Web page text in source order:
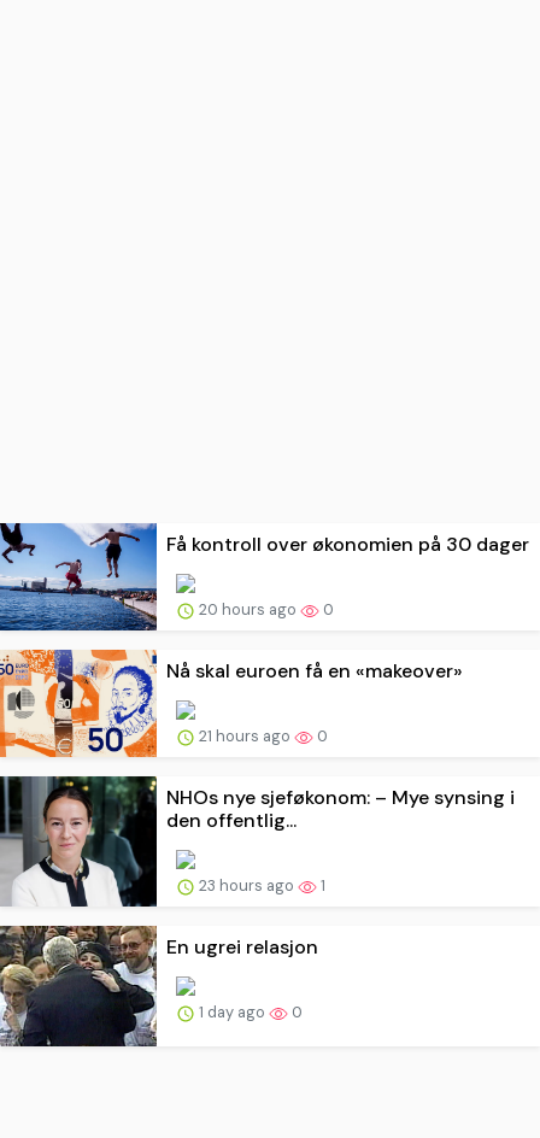
Få kontroll over økonomien på 30 dager
20 hours ago 0
Nå skal euroen få en «makeover»
21 hours ago 0
NHOs nye sjeføkonom: – Mye synsing i
den offentlig...
23 hours ago 1
En ugrei relasjon
1 day ago 0